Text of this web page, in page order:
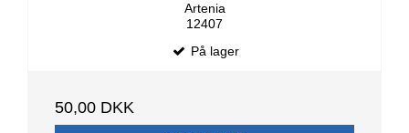
Artenia
12407
På lager
50,00 DKK